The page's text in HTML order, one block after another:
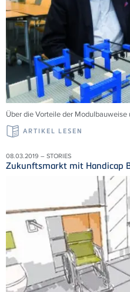
Über die Vorteile der
ARTIKEL LESEN
08.03.2019 – STORIES
Zukunftsmarkt mit Handicap